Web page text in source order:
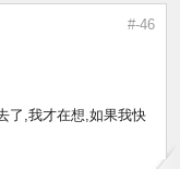
#-46
了,我才在想,如果我快